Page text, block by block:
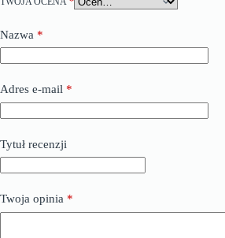
Nazwa *
Adres e-mail *
Tytuł recenzji
Twoja opinia *